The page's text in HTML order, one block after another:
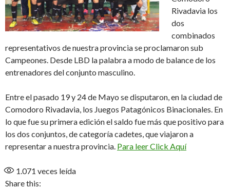
Rivadavia los
dos
combinados
representativos de nuestra provincia se proclamaron sub
Campeones. Desde LBD la palabra a modo de balance de los
entrenadores del conjunto masculino.
Entre el pasado 19 y 24 de Mayo se disputaron, en la ciudad de
Comodoro Rivadavia, los Juegos Patagónicos Binacionales. En
lo que fue su primera edición el saldo fue más que positivo para
los dos conjuntos, de categoría cadetes, que viajaron a
representar a nuestra provincia. Para leer Click Aquí
1.071 veces leída
Share this: